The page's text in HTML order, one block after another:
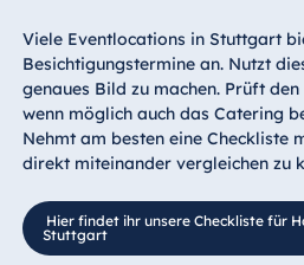
Viele Eventlocations in Stuttgart
Besichtigungstermine an. Nutzt
genaues Bild zu machen. Prüft
wenn möglich auch das Catering
Nehmt am besten eine Checkliste
direkt miteinander vergleichen zu
Hier findet ihr unsere Checkliste für
Stuttgart